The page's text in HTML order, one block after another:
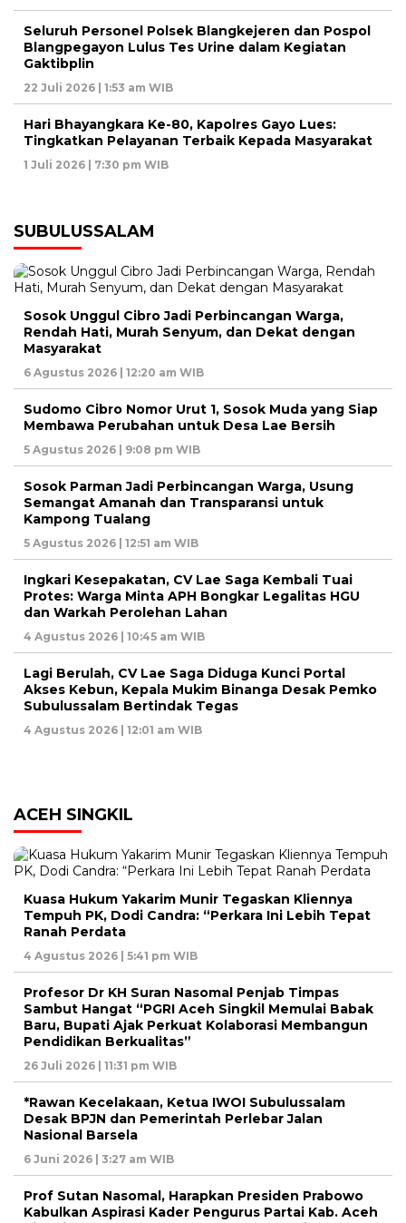
Seluruh Personel Polsek Blangkejeren dan Pospol
Blangpegayon Lulus Tes Urine dalam Kegiatan
Gaktibplin
22 Juli 2026 | 1:53 am WIB
Hari Bhayangkara Ke-80, Kapolres Gayo Lues:
Tingkatkan Pelayanan Terbaik Kepada Masyarakat
1 Juli 2026 | 7:30 pm WIB
SUBULUSSALAM
Sosok Unggul Cibro Jadi Perbincangan Warga,
Rendah Hati, Murah Senyum, dan Dekat dengan
Masyarakat
6 Agustus 2026 | 12:20 am WIB
Sudomo Cibro Nomor Urut 1, Sosok Muda yang Siap
Membawa Perubahan untuk Desa Lae Bersih
5 Agustus 2026 | 9:08 pm WIB
Sosok Parman Jadi Perbincangan Warga, Usung
Semangat Amanah dan Transparansi untuk
Kampong Tualang
5 Agustus 2026 | 12:51 am WIB
Ingkari Kesepakatan, CV Lae Saga Kembali Tuai
Protes: Warga Minta APH Bongkar Legalitas HGU
dan Warkah Perolehan Lahan
4 Agustus 2026 | 10:45 am WIB
Lagi Berulah, CV Lae Saga Diduga Kunci Portal
Akses Kebun, Kepala Mukim Binanga Desak Pemko
Subulussalam Bertindak Tegas
4 Agustus 2026 | 12:01 am WIB
ACEH SINGKIL
Kuasa Hukum Yakarim Munir Tegaskan Kliennya
Tempuh PK, Dodi Candra: “Perkara Ini Lebih Tepat
Ranah Perdata
4 Agustus 2026 | 5:41 pm WIB
Profesor Dr KH Suran Nasomal Penjab Timpas
Sambut Hangat “PGRI Aceh Singkil Memulai Babak
Baru, Bupati Ajak Perkuat Kolaborasi Membangun
Pendidikan Berkualitas”
26 Juli 2026 | 11:31 pm WIB
*Rawan Kecelakaan, Ketua IWOI Subulussalam
Desak BPJN dan Pemerintah Perlebar Jalan
Nasional Barsela
6 Juni 2026 | 3:27 am WIB
Prof Sutan Nasomal, Harapkan Presiden Prabowo
Kabulkan Aspirasi Kader Pengurus Partai Kab. Aceh